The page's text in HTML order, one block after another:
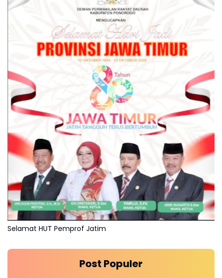
Selamat HUT Pemprof Jatim
Post Populer